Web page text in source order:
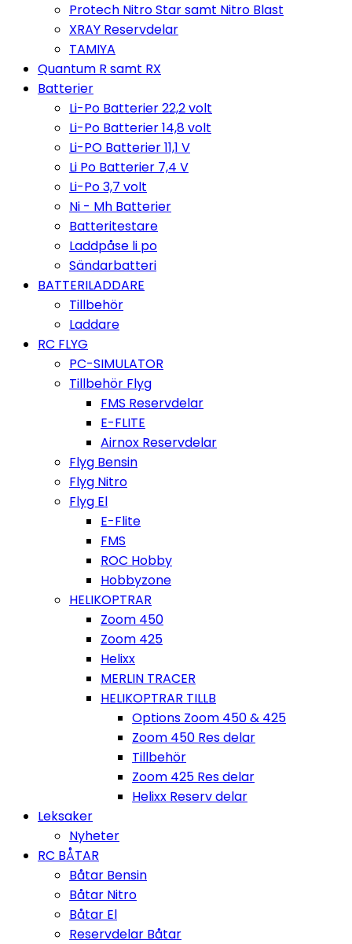
Protech Nitro Star samt Nitro Blast
XRAY Reservdelar
TAMIYA
Quantum R samt RX
Batterier
Li-Po Batterier 22,2 volt
Li-Po Batterier 14,8 volt
Li-PO Batterier 11,1 V
Li Po Batterier 7,4 V
Li-Po 3,7 volt
Ni - Mh Batterier
Batteritestare
Laddpåse li po
Sändarbatteri
BATTERILADDARE
Tillbehör
Laddare
RC FLYG
PC-SIMULATOR
Tillbehör Flyg
FMS Reservdelar
E-FLITE
Airnox Reservdelar
Flyg Bensin
Flyg Nitro
Flyg El
E-Flite
FMS
ROC Hobby
Hobbyzone
HELIKOPTRAR
Zoom 450
Zoom 425
Helixx
MERLIN TRACER
HELIKOPTRAR TILLB
Options Zoom 450 & 425
Zoom 450 Res delar
Tillbehör
Zoom 425 Res delar
Helixx Reserv delar
Leksaker
Nyheter
RC BÅTAR
Båtar Bensin
Båtar Nitro
Båtar El
Reservdelar Båtar